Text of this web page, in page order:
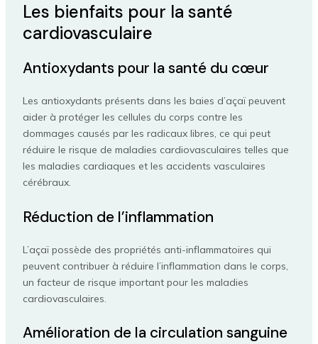
Les bienfaits pour la santé
cardiovasculaire
Antioxydants pour la santé du cœur
Les antioxydants présents dans les baies d’açaï peuvent
aider à protéger les cellules du corps contre les
dommages causés par les radicaux libres, ce qui peut
réduire le risque de maladies cardiovasculaires telles que
les maladies cardiaques et les accidents vasculaires
cérébraux.
Réduction de l’inflammation
L’açaï possède des propriétés anti-inflammatoires qui
peuvent contribuer à réduire l’inflammation dans le corps,
un facteur de risque important pour les maladies
cardiovasculaires.
Amélioration de la circulation sanguine